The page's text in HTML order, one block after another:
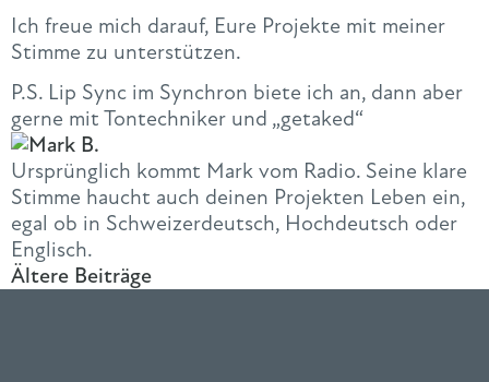
Ich freue mich darauf, Eure Projekte mit meiner
Stimme zu unterstützen.
P.S. Lip Sync im Synchron biete ich an, dann aber
gerne mit Tontechniker und „getaked“
Ursprünglich kommt Mark vom Radio. Seine klare
Stimme haucht auch deinen Projekten Leben ein,
egal ob in Schweizerdeutsch, Hochdeutsch oder
Englisch.
Ältere Beiträge